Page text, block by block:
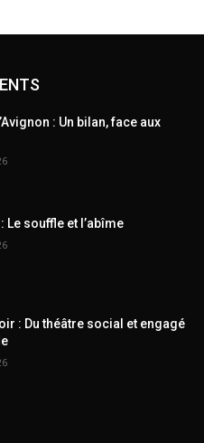
: Un bilan, face aux
Le souffle et l’abîme
: Du théâtre social et engagé